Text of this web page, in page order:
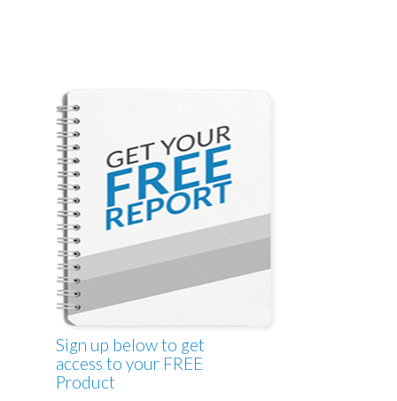
Sign up below to get
access to your FREE
Product